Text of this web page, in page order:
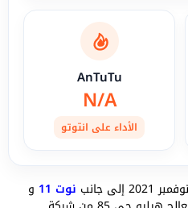
AnTuTu
N/A
الأداء على انتوتو
نوت 11 و